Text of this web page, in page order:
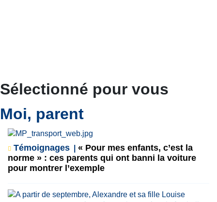
Sélectionné pour vous
Moi, parent
Témoignages
« Pour mes enfants, c’est la
norme » : ces parents qui ont banni la voiture
pour montrer l’exemple